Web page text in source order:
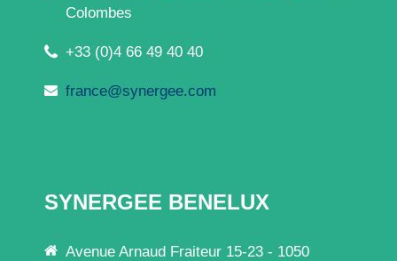
Colombes
+33 (0)4 66 49 40 40
france@synergee.com
SYNERGEE BENELUX
Avenue Arnaud Fraiteur 15-23 - 1050